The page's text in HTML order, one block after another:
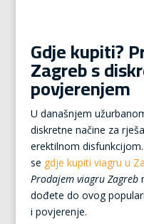
Gdje kupiti?
Zagreb s
povjerenjem
U današnjem
diskretne načine za
erektilnom
se gdje kupiti viagru u
Prodajem viagru Zagreb
dođete do ovog
i povjerenje.